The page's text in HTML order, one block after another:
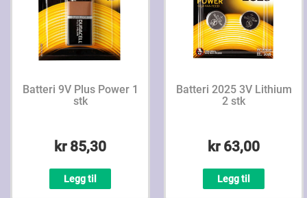
Batteri 9V Plus Power 1
stk
kr 85,30
Legg til
Batteri 2025 3V Lithium
2 stk
kr 63,00
Legg til